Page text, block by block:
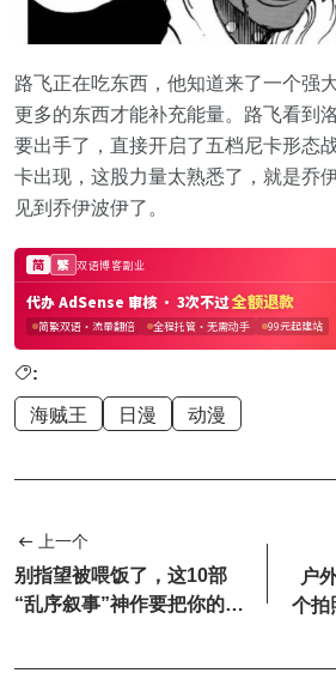
路飞正在吃东西，他知道来了一个强
更多的东西才能补充能量。路飞看到
要出手了，直接开启了五档尼卡形态
卡出现，这股力量太熟悉了，就是乔
见到乔伊波伊了。
:
海贼王 日漫 动漫
上一个
别指望被喂饭了，这10部
“乱序叙事”神作要把你的
户
个拍